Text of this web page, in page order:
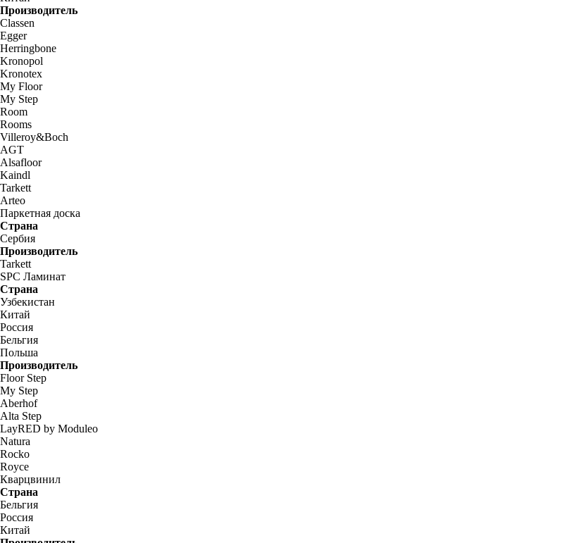
Производитель
Classen
Egger
Herringbone
Kronopol
Kronotex
My Floor
My Step
Room
Rooms
Villeroy&Boch
AGT
Alsafloor
Kaindl
Tarkett
Arteo
Паркетная доска
Страна
Сербия
Производитель
Tarkett
SPC Ламинат
Страна
Узбекистан
Китай
Россия
Бельгия
Польша
Производитель
Floor Step
My Step
Aberhof
Alta Step
LayRED by Moduleo
Natura
Rocko
Royce
Кварцвинил
Страна
Бельгия
Россия
Китай